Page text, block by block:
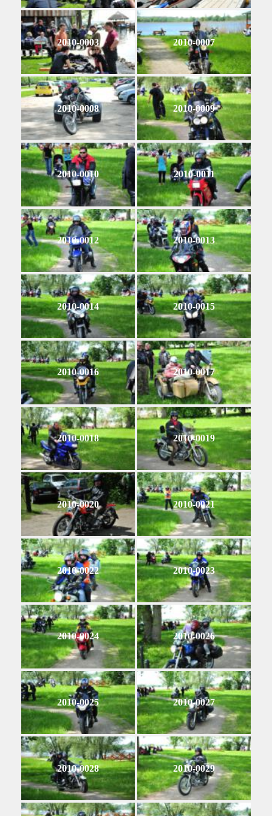
2010-0003 2010-0007
2010-0008 2010-0009
2010-0010 2010-0011
2010-0012 2010-0013
2010-0014 2010-0015
2010-0016 2010-0017
2010-0018 2010-0019
2010-0020 2010-0021
2010-0022 2010-0023
2010-0024 2010-0026
2010-0025 2010-0027
2010-0028 2010-0029